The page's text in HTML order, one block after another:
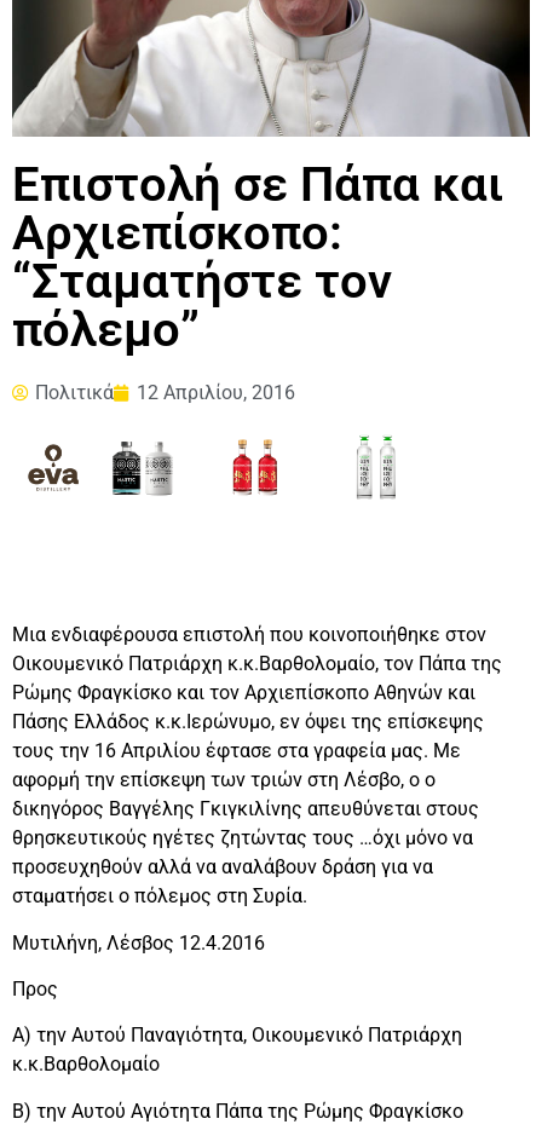
Επιστολή σε Πάπα και
Αρχιεπίσκοπο:
“Σταματήστε τον
πόλεμο”
Πολιτικά 12 Απριλίου, 2016
Μια ενδιαφέρουσα επιστολή που κοινοποιήθηκε στον
Οικουμενικό Πατριάρχη κ.κ.Βαρθολομαίο, τον Πάπα της
Ρώμης Φραγκίσκο και τον Αρχιεπίσκοπο Αθηνών και
Πάσης Ελλάδος κ.κ.Ιερώνυμο, εν όψει της επίσκεψης
τους την 16 Απριλίου έφτασε στα γραφεία μας. Με
αφορμή την επίσκεψη των τριών στη Λέσβο, ο ο
δικηγόρος Βαγγέλης Γκιγκιλίνης απευθύνεται στους
θρησκευτικούς ηγέτες ζητώντας τους …όχι μόνο να
προσευχηθούν αλλά να αναλάβουν δράση για να
σταματήσει ο πόλεμος στη Συρία.
Μυτιλήνη, Λέσβος 12.4.2016
Προς
Α) την Αυτού Παναγιότητα, Οικουμενικό Πατριάρχη
κ.κ.Βαρθολομαίο
Β) την Αυτού Αγιότητα Πάπα της Ρώμης Φραγκίσκο